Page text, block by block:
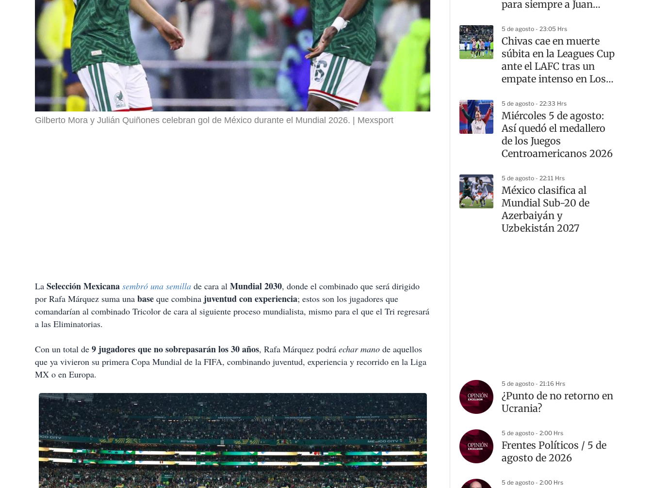
Gilberto Mora y Julián Quiñones celebran gol de México durante el Mundial 2026. Mexsport
La Selección Mexicana sembró una semilla de cara al Mundial 2030, donde el combinado que será dirigido
por Rafa Márquez suma una base que combina juventud con experiencia; estos son los jugadores que
comandarían al combinado Tricolor de cara al siguiente proceso mundialista, mismo para el que el Tri regresará
a las Eliminatorias.
Con un total de 9 jugadores que no sobrepasarán los 30 años, Rafa Márquez podrá echar mano de aquellos
que ya vivieron su primera Copa Mundial de la FIFA, combinando juventud, experiencia y recorrido en la Liga
MX o en Europa.
para siempre a Juan
5 de agosto - 23:05 Hrs
Chivas cae en muerte
súbita en la Leagues Cup
ante el LAFC tras un
empate intenso en Los
5 de agosto - 22:33 Hrs
Miércoles 5 de agosto:
Así quedó el medallero
de los Juegos
Centroamericanos 2026
5 de agosto - 22:11 Hrs
México clasifica al
Mundial Sub-20 de
Azerbaiyán y
Uzbekistán 2027
5 de agosto - 21:16 Hrs
¿Punto de no retorno en
Ucrania?
5 de agosto - 2:00 Hrs
Frentes Políticos / 5 de
agosto de 2026
5 de agosto - 2:00 Hrs